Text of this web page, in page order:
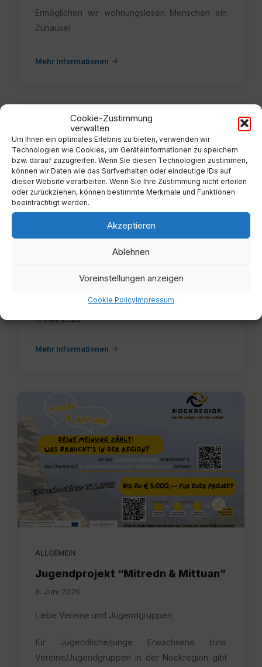
Cookie-Zustimmung
verwalten
Um Ihnen ein optimales Erlebnis zu bieten, verwenden wir
Technologien wie Cookies, um Geräteinformationen zu speichern
bzw. darauf zuzugreifen. Wenn Sie diesen Technologien zustimmen,
können wir Daten wie das Surfverhalten oder eindeutige IDs auf
dieser Website verarbeiten. Wenn Sie Ihre Zustimmung nicht erteilen
oder zurückziehen, können bestimmte Merkmale und Funktionen
beeinträchtigt werden.
Akzeptieren
Ablehnen
Voreinstellungen anzeigen
Cookie PolicyImpressum
Ermöglichen wir wohnungslosen Menschen ein
Zuhause!
Mehr Informationen
Paula – Stürze früh erkennen – mehr
Sicherheit
9. Juni 2026
Mehr Informationen
Website-
1024x683.png
ALLGEMEIN
Jugendprojekt “Mitredn & Mittuan”
8. Juni 2026
Liebe Vereine und Jugendgruppen,
für Jugendliche/junge Erwachsene bzw.
Vereine/Jugendgruppen in der Nockregion gibt